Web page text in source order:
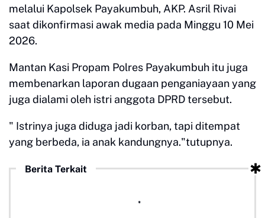
melalui Kapolsek Payakumbuh, AKP. Asril Rivai
saat dikonfirmasi awak media pada Minggu 10 Mei
2026.
Mantan Kasi Propam Polres Payakumbuh itu juga
membenarkan laporan dugaan penganiayaan yang
juga dialami oleh istri anggota DPRD tersebut.
" Istrinya juga diduga jadi korban, tapi ditempat
yang berbeda, ia anak kandungnya."tutupnya.
Berita Terkait